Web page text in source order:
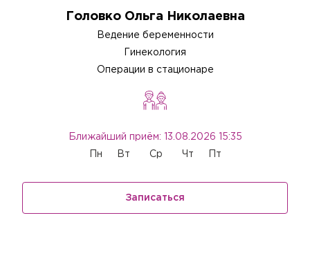
Головко Ольга Николаевна
Ведение беременности
Гинекология
Операции в стационаре
Ближайший приём: 13.08.2026 15:35
Пн Вт Ср Чт Пт
Записаться